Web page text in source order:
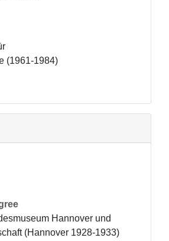
(1961-1984)
Hannover und
(Hannover 1928-1933)